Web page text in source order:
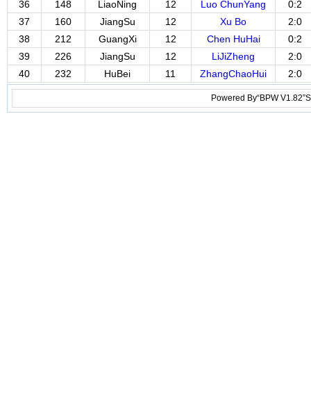
36
148 LiaoNing 12 Luo ChunYang
0:2
37
160 JiangSu 12 Xu Bo
2:0
38
212 GuangXi 12 Chen HuHai
0:2
39
226 JiangSu 12 LiJiZheng
2:0
40
232 HuBei 11 ZhangChaoHui 2:0
Powered By“BPW